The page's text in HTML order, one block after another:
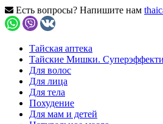
Есть вопросы? Напишите нам
Тайская аптека
Тайские Мишки.
Для волос
Для лица
Для тела
Похудение
Для мам и детей